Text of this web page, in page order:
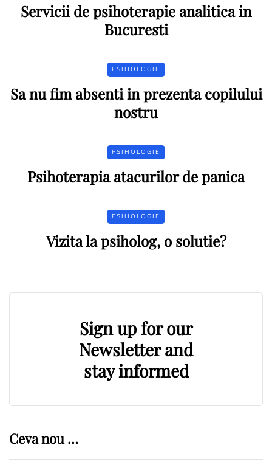
Servicii de psihoterapie analitica in
Bucuresti
PSIHOLOGIE
Sa nu fim absenti in prezenta copilului
nostru
PSIHOLOGIE
Psihoterapia atacurilor de panica
PSIHOLOGIE
Vizita la psiholog, o solutie?
Sign up for our
Newsletter and
stay informed
Ceva nou …